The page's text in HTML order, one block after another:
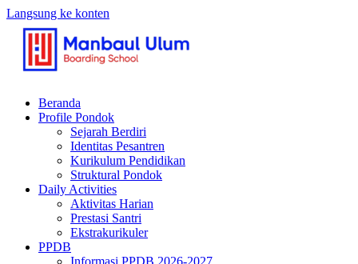
Langsung ke konten
Beranda
Profile Pondok
Sejarah Berdiri
Identitas Pesantren
Kurikulum Pendidikan
Struktural Pondok
Daily Activities
Aktivitas Harian
Prestasi Santri
Ekstrakurikuler
PPDB
Informasi PPDB 2026-2027